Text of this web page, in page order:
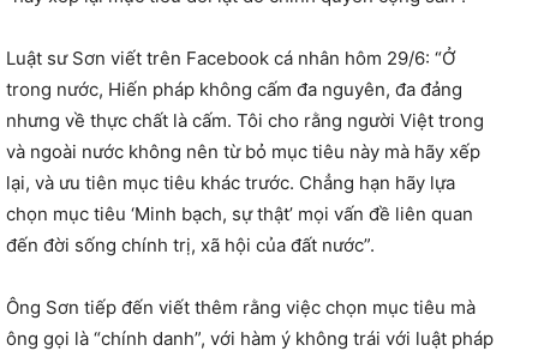
Luật sư Sơn viết trên Facebook cá nhân hôm 29/6: “Ở
trong nước, Hiến pháp không cấm đa nguyên, đa đảng
nhưng về thực chất là cấm. Tôi cho rằng người Việt trong
và ngoài nước không nên từ bỏ mục tiêu này mà hãy xếp
lại, và ưu tiên mục tiêu khác trước. Chẳng hạn hãy lựa
chọn mục tiêu ‘Minh bạch, sự thật’ mọi vấn đề liên quan
đến đời sống chính trị, xã hội của đất nước”.
Ông Sơn tiếp đến viết thêm rằng việc chọn mục tiêu mà
ông gọi là “chính danh”, với hàm ý không trái với luật pháp